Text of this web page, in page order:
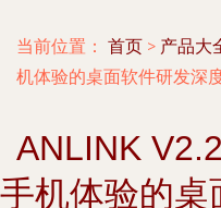
当前位置： 首页 > 产品大
机体验的桌面软件研发深
ANLINK
手机体验的桌